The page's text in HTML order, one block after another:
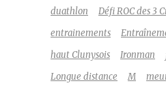
duathlon
Défi ROC des 3
entrainements
haut Clunysois
Ironman
Longue distance
M